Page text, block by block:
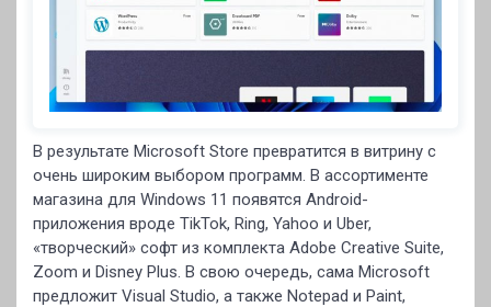
В результате Microsoft Store превратится в витрину с
очень широким выбором программ. В ассортименте
магазина для Windows 11 появятся Android-
приложения вроде TikTok, Ring, Yahoo и Uber,
«творческий» софт из комплекта Adobe Creative Suite,
Zoom и Disney Plus. В свою очередь, сама Microsoft
предложит Visual Studio, а также Notepad и Paint,